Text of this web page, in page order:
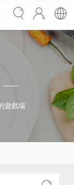
遊戲場